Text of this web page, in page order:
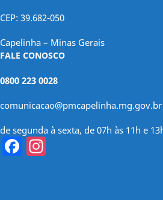
CEP: 39.682-050
Capelinha – Minas Gerais
FALE CONOSCO
0800 223 0028
comunicacao@pmcapelinha.mg.gov.br
de segunda à sexta, de 07h às 11h e
Facebook